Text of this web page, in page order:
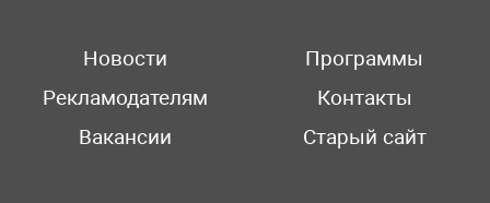
Новости
Программы
Рекламодателям
Контакты
Вакансии
Старый сайт